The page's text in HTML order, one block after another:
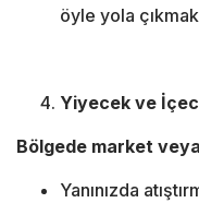
öyle yola
Yiyecek ve
Bölgede market
Yanınızda